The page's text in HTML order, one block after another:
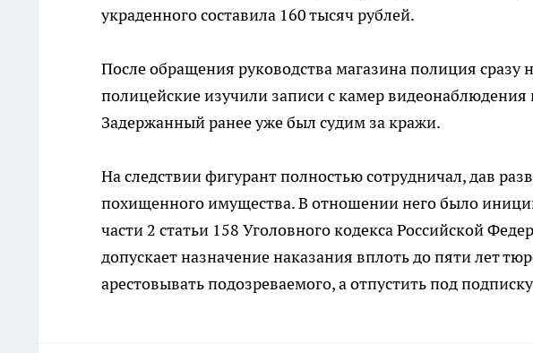
украденного составила 160 тысяч рублей.
После обращения руководства магазина полиция сразу
полицейские изучили записи с камер видеонаблюдения
Задержанный ранее уже был судим за кражи.
На следствии фигурант полностью сотрудничал, дав
похищенного имущества. В отношении него было
части 2 статьи 158 Уголовного кодекса Российской
допускает назначение наказания вплоть до пяти лет
арестовывать подозреваемого, а отпустить под